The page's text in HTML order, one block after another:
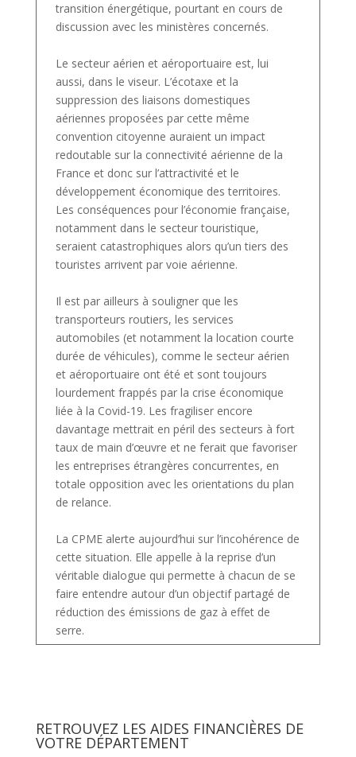
transition énergétique, pourtant en cours de
discussion avec les ministères concernés.
Le secteur aérien et aéroportuaire est, lui
aussi, dans le viseur. L’écotaxe et la
suppression des liaisons domestiques
aériennes proposées par cette même
convention citoyenne auraient un impact
redoutable sur la connectivité aérienne de la
France et donc sur l’attractivité et le
développement économique des territoires.
Les conséquences pour l’économie française,
notamment dans le secteur touristique,
seraient catastrophiques alors qu’un tiers des
touristes arrivent par voie aérienne.
Il est par ailleurs à souligner que les
transporteurs routiers, les services
automobiles (et notamment la location courte
durée de véhicules), comme le secteur aérien
et aéroportuaire ont été et sont toujours
lourdement frappés par la crise économique
liée à la Covid-19. Les fragiliser encore
davantage mettrait en péril des secteurs à fort
taux de main d’œuvre et ne ferait que favoriser
les entreprises étrangères concurrentes, en
totale opposition avec les orientations du plan
de relance.
La CPME alerte aujourd’hui sur l’incohérence de
cette situation. Elle appelle à la reprise d’un
véritable dialogue qui permette à chacun de se
faire entendre autour d’un objectif partagé de
réduction des émissions de gaz à effet de
serre.
RETROUVEZ LES AIDES FINANCIÈRES DE
VOTRE DÉPARTEMENT